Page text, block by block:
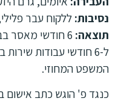
נסיבות:ללקוח עבר
תוצאה:
6 חודשי מאסר
ל-6 חודשי עבודות
המשפט המחוזי.
כנגד פ' הוגש כתב אישום